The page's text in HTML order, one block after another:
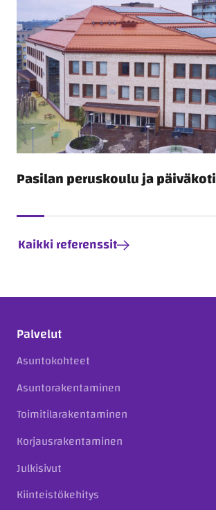
Toimitilarakentaminen
Pasilan peruskoulu ja päiväkoti
Kaikki referenssit
Palvelut
Asuntokohteet
Asuntorakentaminen
Toimitilarakentaminen
Korjausrakentaminen
Julkisivut
Kiinteistökehitys